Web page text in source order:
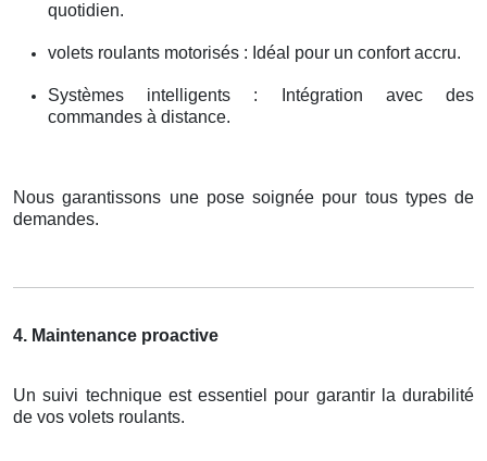
quotidien.
volets roulants motorisés : Idéal pour un confort accru.
Systèmes intelligents : Intégration avec des
commandes à distance.
Nous garantissons une pose soignée pour tous types de
demandes.
4. Maintenance proactive
Un suivi technique est essentiel pour garantir la durabilité
de vos volets roulants.